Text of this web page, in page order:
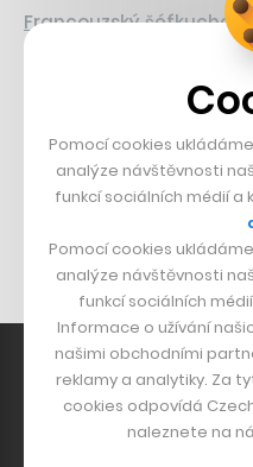
Francouzský šéfkuchař
Bomma není tichá
Originální hodinky
Nábytek z betonu
Hlavní zdroj inspirace.
Pomocí cookies
analýze návštěvnosti
funkcí sociálních médií a
Pomocí cookies
analýze návštěvnosti
funkcí sociálních
Informace o užívání
našimi obchodními
reklamy a analytiky. Za
cookies odpovídá
naleznete na